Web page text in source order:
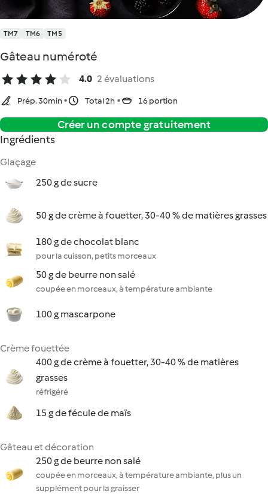
TM7 TM6 TM5
Gâteau numéroté
4.0 2 évaluations
Prép. 30min Total 2h 16 portion
Créer un compte gratuitement
Ingrédients
Glaçage
250 g de sucre
50 g de crème à fouetter, 30-40 % de matières grasses
180 g de chocolat blanc
pour la cuisson, petits morceaux
50 g de beurre non salé
coupée en morceaux, à température ambiante
100 g mascarpone
Crème fouettée
400 g de crème à fouetter, 30-40 % de matières
grasses
réfrigéré
15 g de fécule de maïs
Gâteau et décoration
250 g de beurre non salé
coupée en morceaux, à température ambiante, plus un
supplément pour la graisser